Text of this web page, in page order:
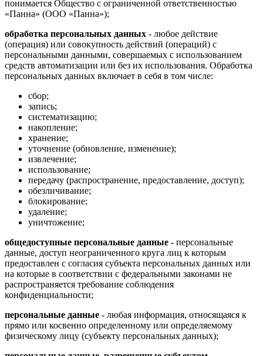
понимается Общество с ограниченной ответственностью
«Панна» (ООО «Панна»);
обработка персональных данных - любое действие
(операция) или совокупность действий (операций) с
персональными данными, совершаемых с использованием
средств автоматизации или без их использования. Обработка
персональных данных включает в себя в том числе:
сбор;
запись;
систематизацию;
накопление;
хранение;
уточнение (обновление, изменение);
извлечение;
использование;
передачу (распространение, предоставление, доступ);
обезличивание;
блокирование;
удаление;
уничтожение;
общедоступные персональные данные - персональные
данные, доступ неограниченного круга лиц к которым
предоставлен с согласия субъекта персональных данных или
на которые в соответствии с федеральными законами не
распространяется требование соблюдения
конфиденциальности;
персональные данные - любая информация, относящаяся к
прямо или косвенно определенному или определяемому
физическому лицу (субъекту персональных данных);